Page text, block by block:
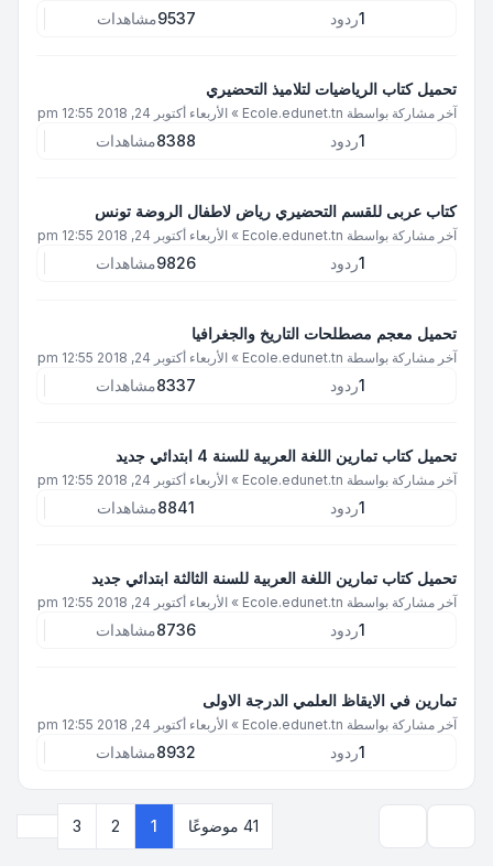
1ردود 9537مشاهدات
تحميل كتاب الرياضيات لتلاميذ التحضيري
آخر مشاركة بواسطة Ecole.edunet.tn
» الأربعاء أكتوبر 24, 2018 12:55 pm
1ردود 8388مشاهدات
كتاب عربى للقسم التحضيري رياض لاطفال الروضة تونس
آخر مشاركة بواسطة Ecole.edunet.tn
» الأربعاء أكتوبر 24, 2018 12:55 pm
1ردود 9826مشاهدات
تحميل معجم مصطلحات التاريخ والجغرافيا
آخر مشاركة بواسطة Ecole.edunet.tn
» الأربعاء أكتوبر 24, 2018 12:55 pm
1ردود 8337مشاهدات
تحميل كتاب تمارين اللغة العربية للسنة 4 ابتدائي جديد
آخر مشاركة بواسطة Ecole.edunet.tn
» الأربعاء أكتوبر 24, 2018 12:55 pm
1ردود 8841مشاهدات
تحميل كتاب تمارين اللغة العربية للسنة الثالثة ابتدائي جديد
آخر مشاركة بواسطة Ecole.edunet.tn
» الأربعاء أكتوبر 24, 2018 12:55 pm
1ردود 8736مشاهدات
تمارين في الايقاظ العلمي الدرجة الاولى
آخر مشاركة بواسطة Ecole.edunet.tn
» الأربعاء أكتوبر 24, 2018 12:55 pm
1ردود 8932مشاهدات
41 موضوعًا 1
2
3